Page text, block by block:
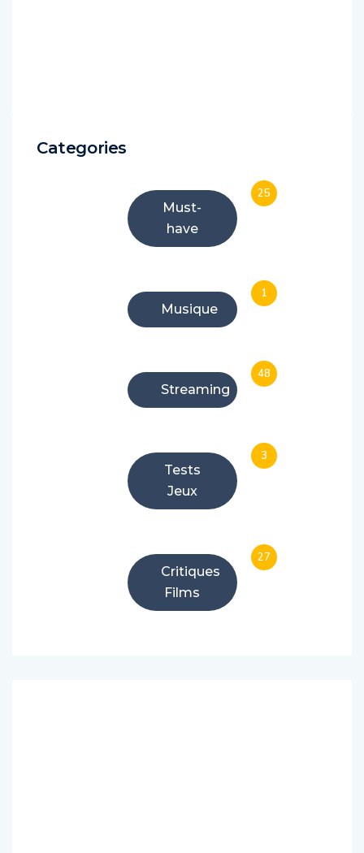
Categories
Must-
have
25
Musique
1
Streaming
48
Tests
Jeux
3
Critiques
Films
27